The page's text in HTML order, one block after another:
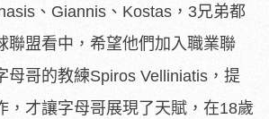
、Giannis、Kostas，3兄弟都
聯盟看中，希望他們加入職業聯
母哥的教練Spiros Velliniatis，提
，才讓字母哥展現了天賦，在18歲